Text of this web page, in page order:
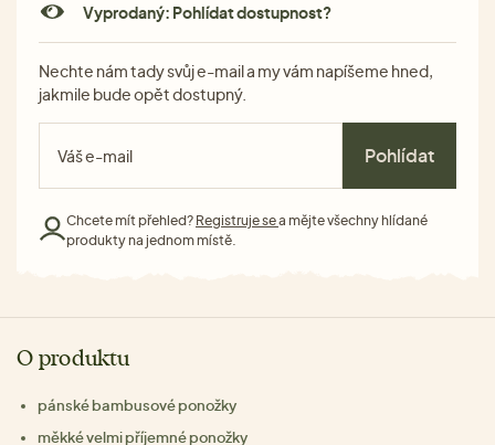
Vyprodaný: Pohlídat dostupnost?
Nechte nám tady svůj e-mail a my vám napíšeme hned,
jakmile bude opět dostupný.
Pohlídat
Chcete mít přehled? Registruje sea mějte všechny hlídané
produkty na jednom místě.
O produktu
pánské bambusové ponožky
měkké velmi příjemné ponožky